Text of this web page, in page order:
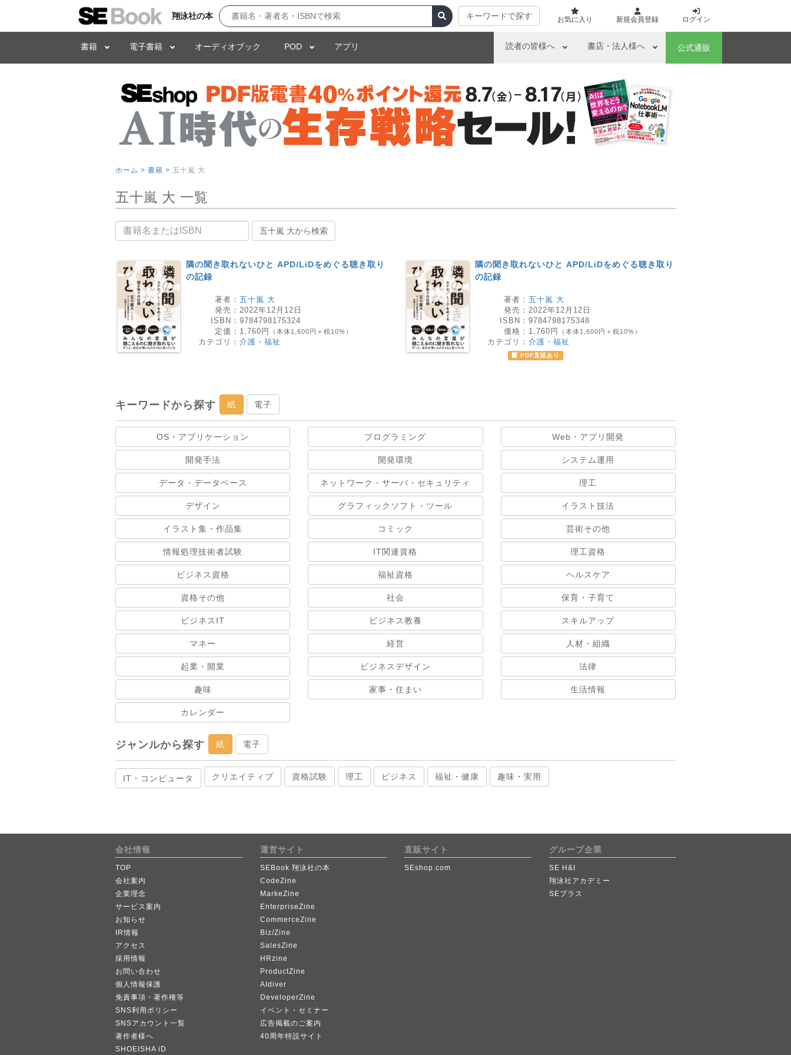
翔泳社の本 キーワードで探す お気に入り 新規会員登録 ログイン
書籍 電子書籍 オーディオブック POD アプリ 読者の皆様へ 書店・法人様へ 公式通販
ホーム > 書籍 > 五十嵐 大
五十嵐 大 一覧
書籍名 五十嵐 大から検索
隣の聞き取れないひと APD/LiDをめぐる聴き取り
の記録
著者： 五十嵐 大
発売： 2022年12月12日
ISBN： 9784798175324
定価： 1,760円 （本体1,600円＋税10%）
カテゴリ： 介護・福祉
隣の聞き取れないひと APD/LiDをめぐる聴き取り
の記録
著者： 五十嵐 大
発売： 2022年12月12日
ISBN： 9784798175348
価格： 1,760円 （本体1,600円＋税10%）
カテゴリ： 介護・福祉
PDF直販あり
キーワードから探す 紙 電子
OS・アプリケーション プログラミング Web・アプリ開発
開発手法 開発環境 システム運用
データ・データベース ネットワーク・サーバ・セキュリティ 理工
デザイン グラフィックソフト・ツール イラスト技法
イラスト集・作品集 コミック 芸術その他
情報処理技術者試験 IT関連資格 理工資格
ビジネス資格 福祉資格 ヘルスケア
資格その他 社会 保育・子育て
ビジネスIT ビジネス教養 スキルアップ
マネー 経営 人材・組織
起業・開業 ビジネスデザイン 法律
趣味 家事・住まい 生活情報
カレンダー
ジャンルから探す 紙 電子
IT・コンピュータ クリエイティブ 資格試験 理工 ビジネス 福祉・健康 趣味・実用
会社情報
TOP
会社案内
企業理念
サービス案内
お知らせ
IR情報
アクセス
採用情報
お問い合わせ
個人情報保護
免責事項・著作権等
SNS利用ポリシー
SNSアカウント一覧
著作者様へ
SHOEISHA iD
運営サイト
SEBook 翔泳社の本
CodeZine
MarkeZine
EnterpriseZine
CommerceZine
Biz/Zine
SalesZine
HRzine
ProductZine
AIdiver
DeveloperZine
イベント・セミナー
広告掲載のご案内
40周年特設サイト
直販サイト
SEshop.com
グループ企業
SE H&I
翔泳社アカデミー
SEプラス